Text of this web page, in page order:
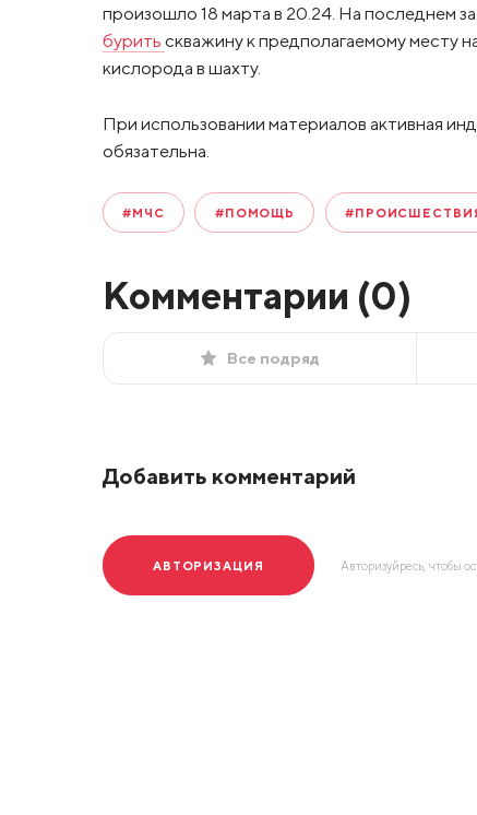
произошло 18 марта в 20.24. На последнем
бурить скважину к предполагаемому месту
кислорода в шахту.
При использовании материалов активная
обязательна.
#МЧС #ПОМОЩЬ
Комментарии (0)
Все подряд
Добавить комментарий
АВТОРИЗАЦИЯ Авторизуйресь, чтобы